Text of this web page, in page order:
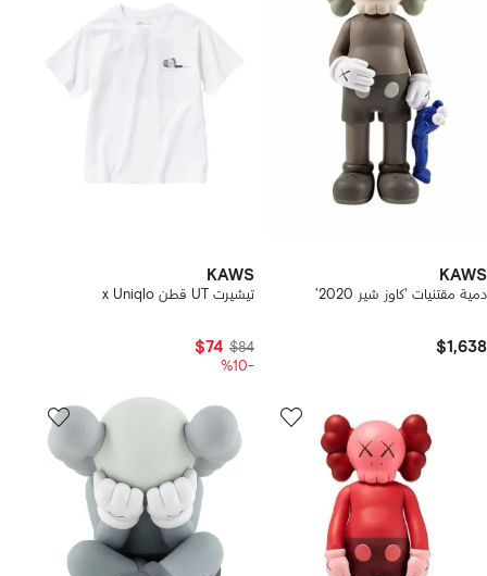
KAWS
دمية مقتنيات 'كاوز شير 2020'
$1,638
KAWS
تيشيرت UT قطن x Uniqlo
$84
$74
-%10